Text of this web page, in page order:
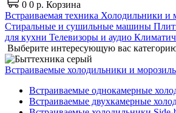
0 0 р. Корзина
Встраиваемая техника Холодильники и
Стиральные и сушильные машины
для кухни Телевизоры и аудио
Выберите интересующую вас
Встраиваемые холодильники и
Встраиваемые однокамерные
Встраиваемые двухкамерные